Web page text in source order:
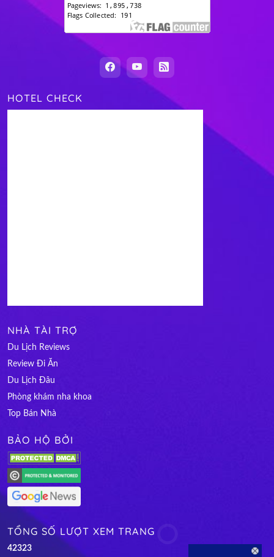
HOTEL CHECK
NHÀ TÀI TRỢ
Du Lịch Reviews
Review Đi Ăn
Du Lịch Đâu
Phòng khám nha khoa
Top Bán Nhà
BẢO HỘ BỞI
TỔNG SỐ LƯỢT XEM TRANG
42323